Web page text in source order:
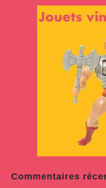
Commentaires